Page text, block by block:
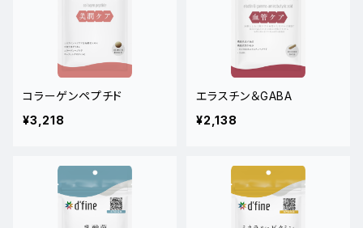
コラーゲンペプチド
¥3,218
エラスチン＆GABA
¥2,138